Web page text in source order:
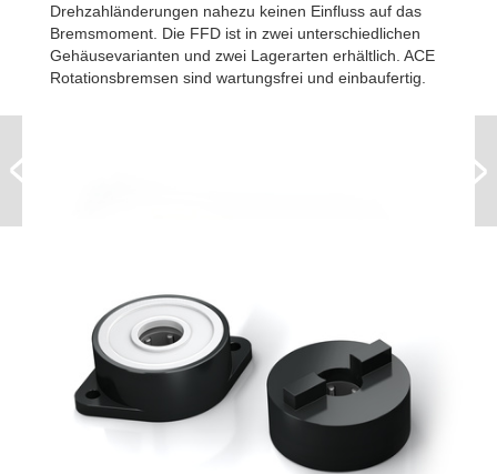
Drehzahländerungen nahezu keinen Einfluss auf das
Bremsmoment. Die FFD ist in zwei unterschiedlichen
Gehäusevarianten und zwei Lagerarten erhältlich. ACE
Rotationsbremsen sind wartungsfrei und einbaufertig.